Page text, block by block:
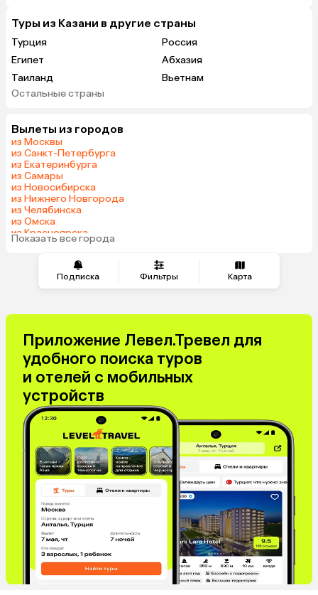
Подписка Фильтры Карта
Туры из Казани в другие страны
Турция
Россия
Египет
Абхазия
Таиланд
Вьетнам
ОАЭ
Шри-Ланка
Азербайджан
Индия
Катар
Гонконг
Венгрия
Остальные страны
Вылеты из городов
из Москвы
из Санкт-Петербурга
из Екатеринбурга
из Самары
из Новосибирска
из Нижнего Новгорода
из Челябинска
из Омска
из Красноярска
из Волгограда
Показать все города
Приложение Левел.Тревел для
удобного поиска туров
и отелей с мобильных
устройств